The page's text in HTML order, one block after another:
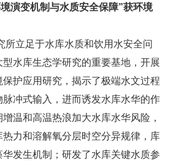
演变机制与水质安全保障”获环境
所立足于水库水质和饮用水安全问
水库生态学研究的重要基地，开展
护应用研究，揭示了极端水文过程
冲式输入，进而诱发水库水华的作
温和高温热浪加大水库水华风险，
力和溶解氧分层时空分异规律，库
发生机制；研发了水库关键水质参